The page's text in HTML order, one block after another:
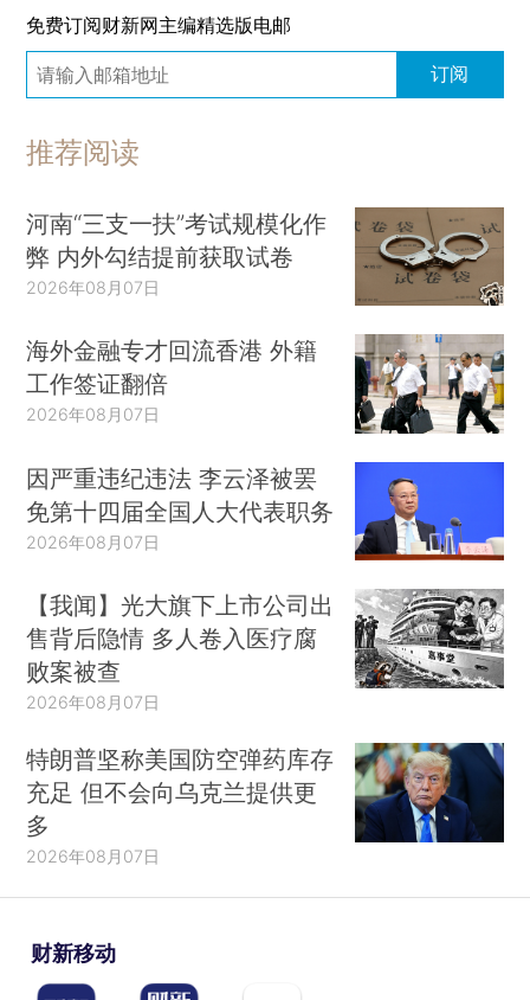
免费订阅财新网主编精选版电邮
订阅
推荐阅读
河南“三支一扶”考试规模化作
弊 内外勾结提前获取试卷
2026年08月07日
海外金融专才回流香港 外籍
工作签证翻倍
2026年08月07日
因严重违纪违法 李云泽被罢
免第十四届全国人大代表职务
2026年08月07日
【我闻】光大旗下上市公司出
售背后隐情 多人卷入医疗腐
败案被查
2026年08月07日
特朗普坚称美国防空弹药库存
充足 但不会向乌克兰提供更
多
2026年08月07日
财新移动